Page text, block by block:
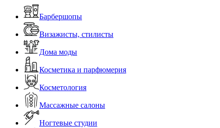
Барбершопы
Визажисты, стилисты
Дома моды
Косметика и парфюмерия
Косметология
Массажные салоны
Ногтевые студии